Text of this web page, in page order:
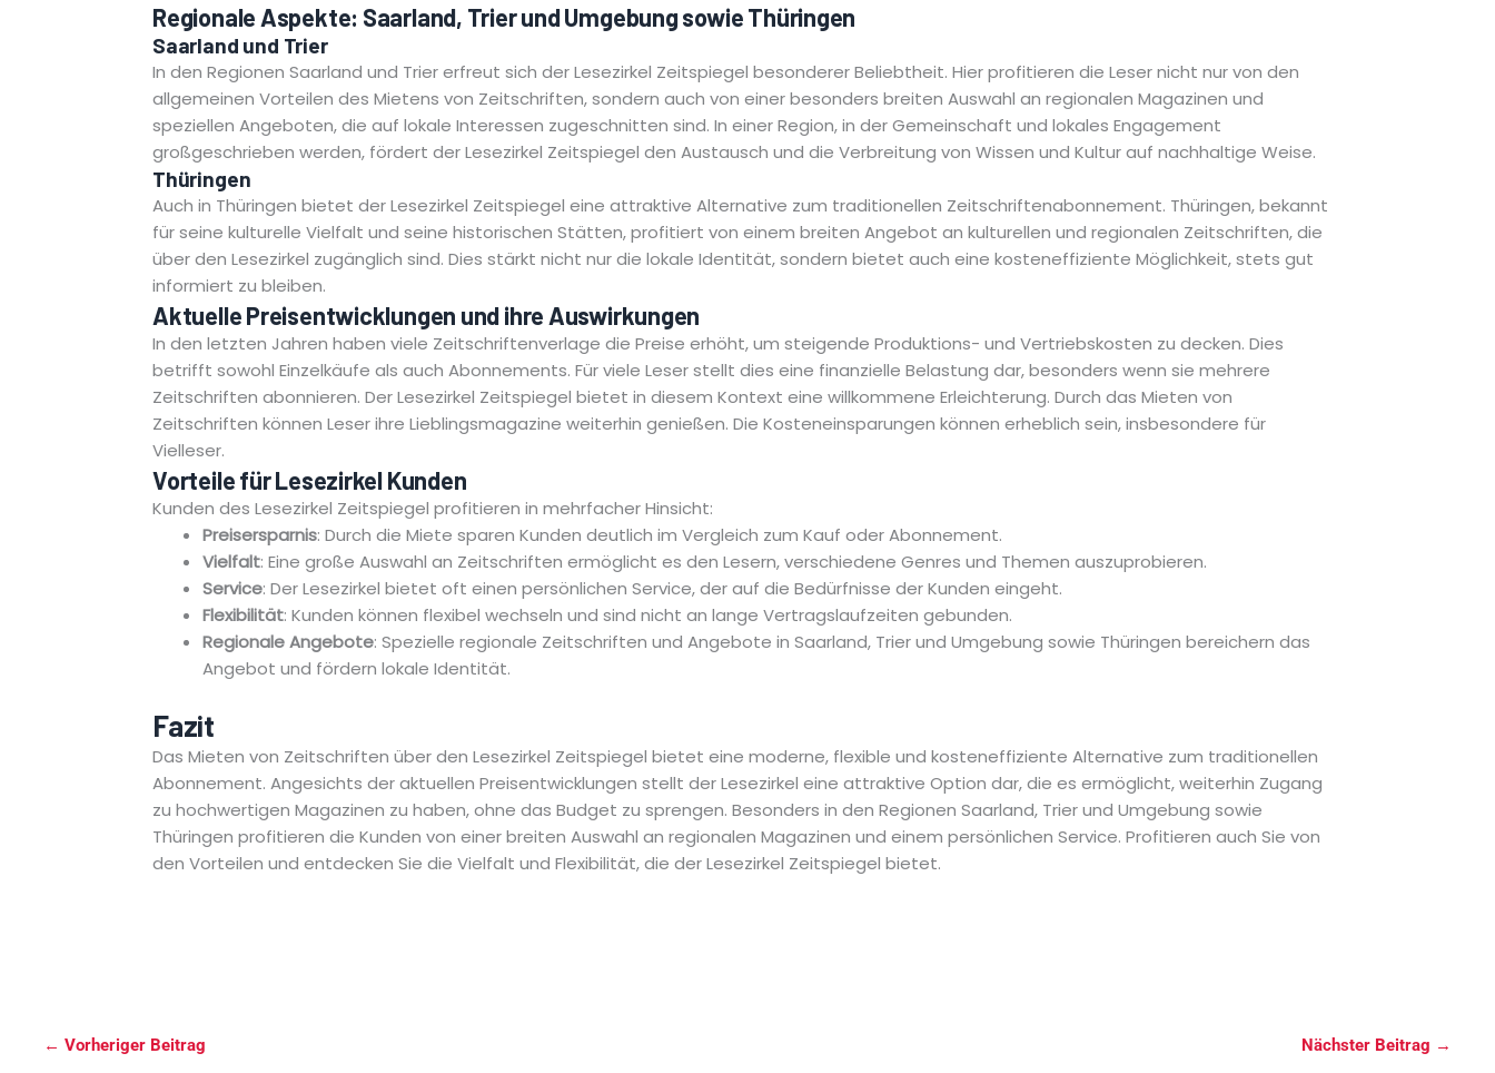
Regionale Aspekte: Saarland, Trier und Umgebung sowie Thüringen
Saarland und Trier
In den Regionen Saarland und Trier erfreut sich der Lesezirkel Zeitspiegel besonderer Beliebtheit. Hier profitieren die Leser nicht nur von den
allgemeinen Vorteilen des Mietens von Zeitschriften, sondern auch von einer besonders breiten Auswahl an regionalen Magazinen und
speziellen Angeboten, die auf lokale Interessen zugeschnitten sind. In einer Region, in der Gemeinschaft und lokales Engagement
großgeschrieben werden, fördert der Lesezirkel Zeitspiegel den Austausch und die Verbreitung von Wissen und Kultur auf nachhaltige Weise.
Thüringen
Auch in Thüringen bietet der Lesezirkel Zeitspiegel eine attraktive Alternative zum traditionellen Zeitschriftenabonnement. Thüringen, bekannt
für seine kulturelle Vielfalt und seine historischen Stätten, profitiert von einem breiten Angebot an kulturellen und regionalen Zeitschriften, die
über den Lesezirkel zugänglich sind. Dies stärkt nicht nur die lokale Identität, sondern bietet auch eine kosteneffiziente Möglichkeit, stets gut
informiert zu bleiben.
Aktuelle Preisentwicklungen und ihre Auswirkungen
In den letzten Jahren haben viele Zeitschriftenverlage die Preise erhöht, um steigende Produktions- und Vertriebskosten zu decken. Dies
betrifft sowohl Einzelkäufe als auch Abonnements. Für viele Leser stellt dies eine finanzielle Belastung dar, besonders wenn sie mehrere
Zeitschriften abonnieren. Der Lesezirkel Zeitspiegel bietet in diesem Kontext eine willkommene Erleichterung. Durch das Mieten von
Zeitschriften können Leser ihre Lieblingsmagazine weiterhin genießen. Die Kosteneinsparungen können erheblich sein, insbesondere für
Vielleser.
Vorteile für Lesezirkel Kunden
Kunden des Lesezirkel Zeitspiegel profitieren in mehrfacher Hinsicht:
Preisersparnis: Durch die Miete sparen Kunden deutlich im Vergleich zum Kauf oder Abonnement.
Vielfalt: Eine große Auswahl an Zeitschriften ermöglicht es den Lesern, verschiedene Genres und Themen auszuprobieren.
Service: Der Lesezirkel bietet oft einen persönlichen Service, der auf die Bedürfnisse der Kunden eingeht.
Flexibilität: Kunden können flexibel wechseln und sind nicht an lange Vertragslaufzeiten gebunden.
Regionale Angebote: Spezielle regionale Zeitschriften und Angebote in Saarland, Trier und Umgebung sowie Thüringen bereichern das
Angebot und fördern lokale Identität.
Fazit
Das Mieten von Zeitschriften über den Lesezirkel Zeitspiegel bietet eine moderne, flexible und kosteneffiziente Alternative zum traditionellen
Abonnement. Angesichts der aktuellen Preisentwicklungen stellt der Lesezirkel eine attraktive Option dar, die es ermöglicht, weiterhin Zugang
zu hochwertigen Magazinen zu haben, ohne das Budget zu sprengen. Besonders in den Regionen Saarland, Trier und Umgebung sowie
Thüringen profitieren die Kunden von einer breiten Auswahl an regionalen Magazinen und einem persönlichen Service. Profitieren auch Sie von
den Vorteilen und entdecken Sie die Vielfalt und Flexibilität, die der Lesezirkel Zeitspiegel bietet.
← Vorheriger Beitrag Nächster Beitrag →